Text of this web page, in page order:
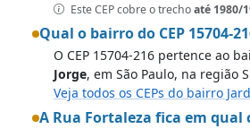
Este CEP cobre o trechoaté 1980/
Qual o bairro do CEP 15704-
O CEP 15704-216 pertence ao
Jorge, em São Paulo, na região
Veja todos os CEPs do bairro
A Rua Fortaleza fica em qual